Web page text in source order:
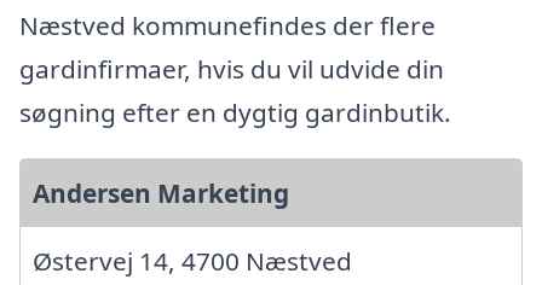
Næstved kommunefindes der flere
gardinfirmaer, hvis du vil udvide din
søgning efter en dygtig gardinbutik.
Andersen Marketing
Østervej 14, 4700 Næstved